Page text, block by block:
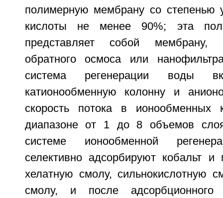
полимерную мембрану со степенью
кислоты не менее 90%; эта
представляет собой мембрану,
обратного осмоса или
система регенерации воды
катионообменную колонну и
скорость потока в ионообменных
диапазоне от 1 до 8 объемов
системе ионообменной
селективно адсорбируют кобальт и
хелатную смолу, сильнокислотную
смолу, и после